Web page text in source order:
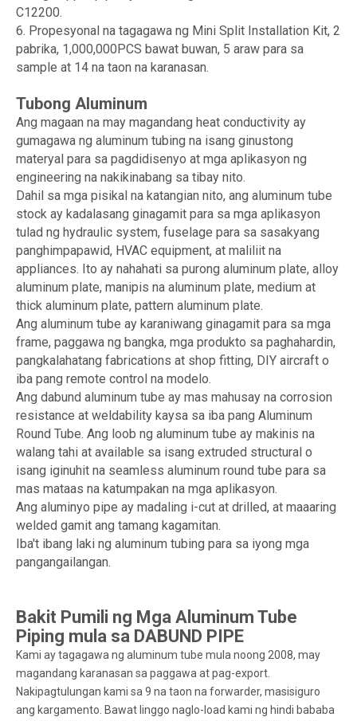
C12200.
6. Propesyonal na tagagawa ng Mini Split Installation Kit, 2
pabrika, 1,000,000PCS bawat buwan, 5 araw para sa
sample at 14 na taon na karanasan.
Tubong Aluminum
Ang magaan na may magandang heat conductivity ay
gumagawa ng aluminum tubing na isang ginustong
materyal para sa pagdidisenyo at mga aplikasyon ng
engineering na nakikinabang sa tibay nito.
Dahil sa mga pisikal na katangian nito, ang aluminum tube
stock ay kadalasang ginagamit para sa mga aplikasyon
tulad ng hydraulic system, fuselage para sa sasakyang
panghimpapawid, HVAC equipment, at maliliit na
appliances. Ito ay nahahati sa purong aluminum plate, alloy
aluminum plate, manipis na aluminum plate, medium at
thick aluminum plate, pattern aluminum plate.
Ang aluminum tube ay karaniwang ginagamit para sa mga
frame, paggawa ng bangka, mga produkto sa paghahardin,
pangkalahatang fabrications at shop fitting, DIY aircraft o
iba pang remote control na modelo.
Ang dabund aluminum tube ay mas mahusay na corrosion
resistance at weldability kaysa sa iba pang Aluminum
Round Tube. Ang loob ng aluminum tube ay makinis na
walang tahi at available sa isang extruded structural o
isang iginuhit na seamless aluminum round tube para sa
mas mataas na katumpakan na mga aplikasyon.
Ang aluminyo pipe ay madaling i-cut at drilled, at maaaring
welded gamit ang tamang kagamitan.
Iba't ibang laki ng aluminum tubing para sa iyong mga
pangangailangan.
Bakit Pumili ng Mga Aluminum Tube
Piping mula sa DABUND PIPE
Kami ay tagagawa ng aluminum tube mula noong 2008, may
magandang karanasan sa paggawa at pag-export.
Nakipagtulungan kami sa 9 na taon na forwarder, masisiguro
ang kargamento. Bawat linggo naglo-load kami ng hindi bababa